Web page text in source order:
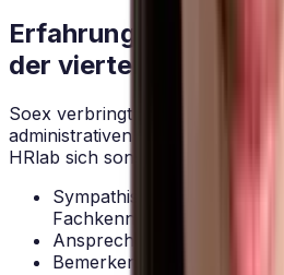
Erfahrungsbericht:
der vierten in die
Soex verbringt nun 60-70%
administrativen Aufgaben im
HRlab sich sonst noch beliebt
Sympathischer, sachlicher
Fachkenntnis
Ansprechende
Bemerkenswerte